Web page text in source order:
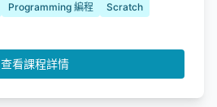
Programming 編程
Scratch
查看課程詳情